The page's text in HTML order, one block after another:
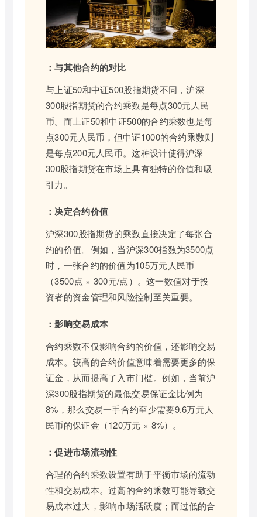
：与其他合约的对比
与上证50和中证500股指期货不同，沪深
300股指期货的合约乘数是每点300元人民
币。而上证50和中证500的合约乘数也是每
点300元人民币，但中证1000的合约乘数则
是每点200元人民币。这种设计使得沪深
300股指期货在市场上具有独特的价值和吸
引力。
：决定合约价值
沪深300股指期货的乘数直接决定了每张合
约的价值。例如，当沪深300指数为3500点
时，一张合约的价值为105万元人民币
（3500点 × 300元/点）。这一数值对于投
资者的资金管理和风险控制至关重要。
：影响交易成本
合约乘数不仅影响合约的价值，还影响交易
成本。较高的合约价值意味着需要更多的保
证金，从而提高了入市门槛。例如，当前沪
深300股指期货的最低交易保证金比例为
8%，那么交易一手合约至少需要9.6万元人
民币的保证金（120万元 × 8%）。
：促进市场流动性
合理的合约乘数设置有助于平衡市场的流动
性和交易成本。过高的合约乘数可能导致交
易成本过大，影响市场活跃度；而过低的合